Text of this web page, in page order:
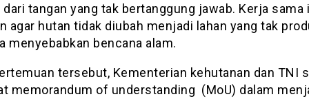
dari tangan yang tak bertanggung jawab. Kerja sama
agar hutan tidak diubah menjadi lahan yang tak
menyebabkan bencana alam.
tersebut, Kementerian kehutanan dan TNI
memorandum of understanding (MoU) dalam